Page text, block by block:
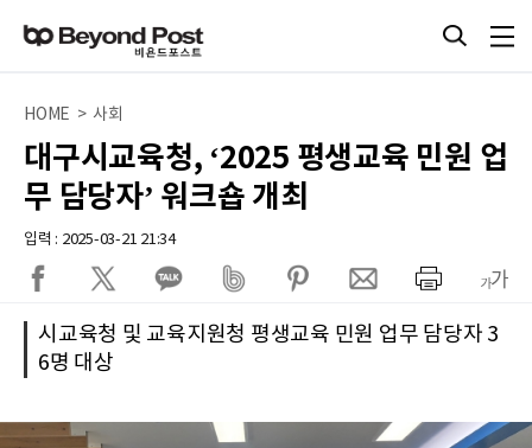
HOME > 사회
대구시교육청, ‘2025 평생교육 민원 업
무 담당자’ 워크숍 개최
입력 : 2025-03-21 21:34
시교육청 및 교육지원청 평생교육 민원 업무 담당자 3
6명 대상